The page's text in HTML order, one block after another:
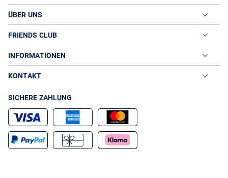
oder ärmellose Cocktailkleider rundet ein farblich abgestimmter
Bolero oder ein Kurzblazer ab. Zusammen mit einer langen
Strickjackewird das kleine Schwarze schnell zum Every-Day-Dress.
Bei der Schuhwahl müssen es nicht immer High Heels oder Pumps
sein. Auch Loafer und Ballerinas sehen zu kurzen Damenkleidern
super aus. Einfarbige Cocktail-Outfits vertragen Glamour in Form
Sandaletten
VAN GRAAF
Cocktailkleider online im VAN GRAAF Online Shop. Schreibt der
Dresscode "Cocktail" oder "Black Tie" vor, sind Sie in einem
Cocktailkleid immer stilsicher gekleidet. Lautet die Devise "White
Tie"?Dann schauen Sie sich am besten die bodenlangen
ÜBER UNS
FRIENDS CLUB
INFORMATIONEN
KONTAKT
SICHERE ZAHLUNG